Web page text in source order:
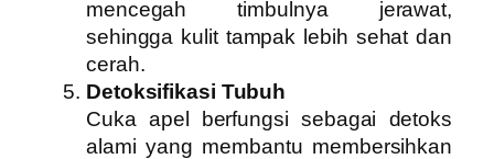
mencegah timbulnya jerawat,
sehingga kulit tampak lebih sehat dan
cerah.
Detoksifikasi Tubuh
Cuka apel berfungsi sebagai detoks
alami yang membantu membersihkan